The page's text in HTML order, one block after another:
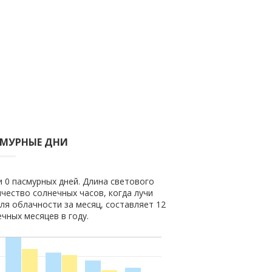
ДНИ
пасмурных дней. Длина светового
солнечных часов, когда лучи
облачности за месяц, составляет 12
месяцев в году.